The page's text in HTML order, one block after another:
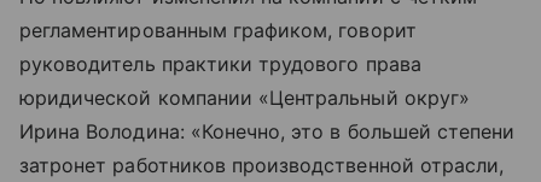
регламентированным графиком, говорит
руководитель практики трудового права
юридической компании «Центральный округ»
Ирина Володина: «Конечно, это в большей степени
затронет работников производственной отрасли,